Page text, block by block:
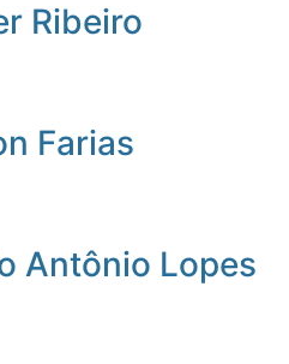
Ribeiro
Farias
Antônio Lopes